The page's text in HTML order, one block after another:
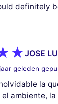
definitely
JOSE
geleden
la
ambiente,